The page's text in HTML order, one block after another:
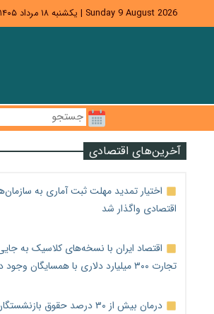
Sunday 9 August 2026
| یکشنبه ۱۸ مرداد ۱۴۰۵
آخرین‌های اقتصادی
اختیار تمدید مهلت ثبت آماری به
اقتصادی واگذار شد
اقتصاد ایران با نسخه‌های کلاسیک به
تجارت ۳۰۰ میلیارد دلاری با همسایگان وجود دارد
درمان بیش از ۳۰ درصد حقوق